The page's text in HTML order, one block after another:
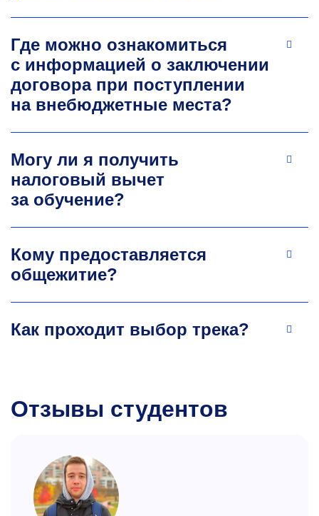
Где можно ознакомиться
с информацией о заключении
договора при поступлении
на внебюджетные места?
Могу ли я получить
налоговый вычет
за обучение?
Кому предоставляется
общежитие?
Как проходит выбор трека?
Отзывы студентов